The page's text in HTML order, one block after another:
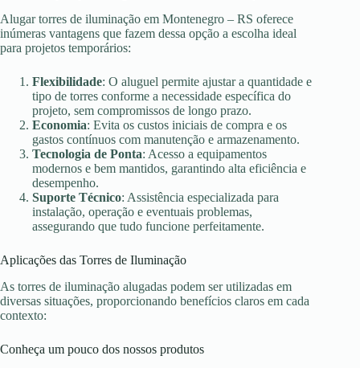
Alugar torres de iluminação em Montenegro – RS oferece
inúmeras vantagens que fazem dessa opção a escolha ideal
para projetos temporários:
Flexibilidade: O aluguel permite ajustar a quantidade e
tipo de torres conforme a necessidade específica do
projeto, sem compromissos de longo prazo.
Economia: Evita os custos iniciais de compra e os
gastos contínuos com manutenção e armazenamento.
Tecnologia de Ponta: Acesso a equipamentos
modernos e bem mantidos, garantindo alta eficiência e
desempenho.
Suporte Técnico: Assistência especializada para
instalação, operação e eventuais problemas,
assegurando que tudo funcione perfeitamente.
Aplicações das Torres de Iluminação
As torres de iluminação alugadas podem ser utilizadas em
diversas situações, proporcionando benefícios claros em cada
contexto:
Conheça um pouco dos nossos produtos